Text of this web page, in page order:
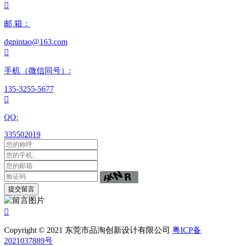

邮 箱：
dgpintao@163.com

手机（微信同号）:
135-3255-5677

QQ:
335502019

Copyright © 2021 东莞市品淘创新设计有限公司 粤ICP备
2021037889号